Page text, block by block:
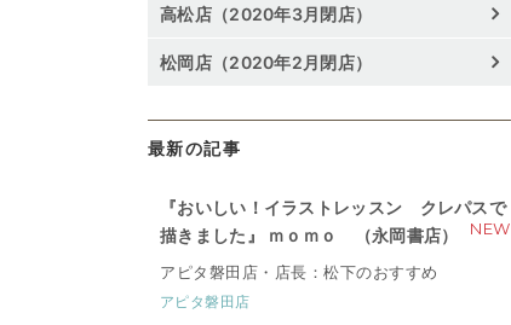
高松店（2020年3月閉店）
松岡店（2020年2月閉店）
最新の記事
『おいしい！イラストレッスン クレパスで
描きました』 ｍｏｍｏ （永岡書店）
NEW
アピタ磐田店・店長：松下のおすすめ
アピタ磐田店